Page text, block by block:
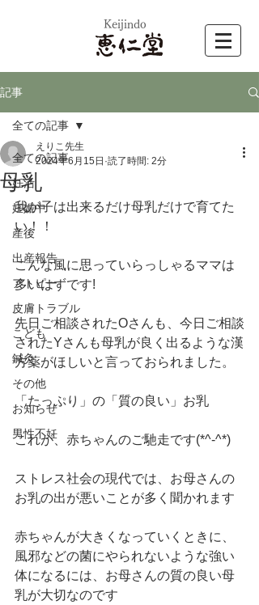
​Keijindo
記事
全ての記事
妊活
妊娠中
産後
出産報告
アトピー
皮膚トラブル
こども
鍼灸
その他
お知らせ
男性不妊
全ての記事
母乳
えりこ先生
2024年6月15日 読了時間: 2分
我が子は出来るだけ母乳だけで育てた
い！！
こんな風に思っていらっしゃるママは
多いはずです!
先日ご相談されたOさんも、今日ご相談
されたYさんも母乳が良く出るような漢
方薬がほしいと言っておられました。
「たっぷり」の「質の良い」お乳
これが、赤ちゃんのご馳走です(*^-^*)
ストレス社会の現代では、お母さんの
お乳の出が悪いことが多く聞かれます
赤ちゃんが大きくなっていくときに、
風邪などの菌にやられないような強い
体になるには、お母さんの質の良い母
乳が大切なのです